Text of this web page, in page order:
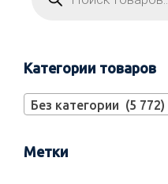
Категории товаров
Без категории (5 772)
Метки